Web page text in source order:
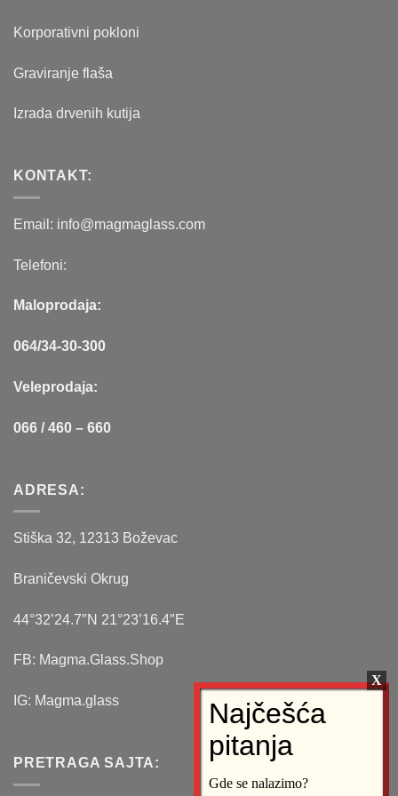
Korporativni pokloni
Graviranje flaša
Izrada drvenih kutija
KONTAKT:
Email: info@magmaglass.com
Telefoni:
Maloprodaja:
064/34-30-300
Veleprodaja:
066 / 460 – 660
ADRESA:
Stiška 32, 12313 Boževac
Braničevski Okrug
44°32’24.7″N 21°23’16.4″E
FB: Magma.Glass.Shop
IG: Magma.glass
PRETRAGA SAJTA:
Gde se nalazimo?